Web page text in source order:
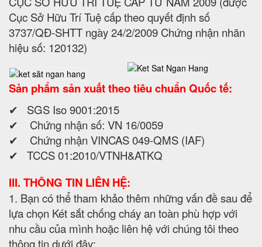
Cục Sở Hữu Trí Tuệ cấp theo quyết định số
3737/QĐ-SHTT ngày 24/2/2009 Chứng nhận nhãn
hiệu số: 120132)
Sản phẩm sản xuất theo tiêu chuẩn Quốc tế:
✔ SGS Iso 9001:2015
✔ Chứng nhận số: VN 16/0059
✔ Chứng nhận VINCAS 049-QMS (IAF)
✔ TCCS 01:2010/VTNH&ATKQ
III. THÔNG TIN LIÊN HỆ:
1. Bạn có thể tham khảo thêm những vấn đề sau để
lựa chọn Két sắt chống cháy an toàn phù hợp với
nhu cầu của mình hoặc liên hệ với chúng tôi theo
thông tin dưới đây: